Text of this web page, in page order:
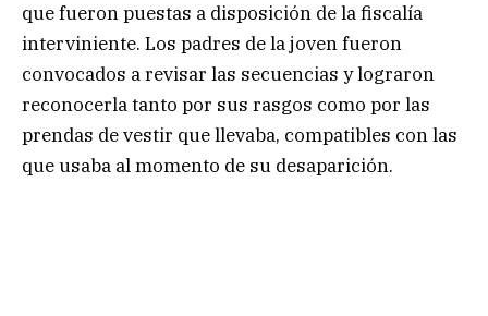
que fueron puestas a disposición de la fiscalía
interviniente. Los padres de la joven fueron
convocados a revisar las secuencias y lograron
reconocerla tanto por sus rasgos como por las
prendas de vestir que llevaba, compatibles con las
que usaba al momento de su desaparición.